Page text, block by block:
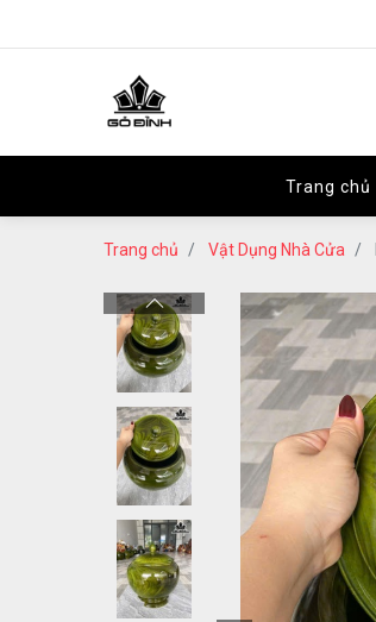
Trang chủ
Trang chủ
Trang chủ Vật Dụng Nhà Cửa